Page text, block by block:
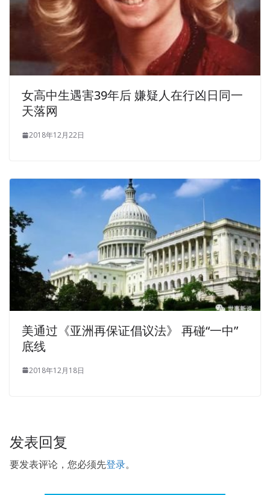
In the Microsoft 70-417 Demo Free Download daytime
exposed at home, carrying his mother and brother,
looking for the gaps in the Windows Server 2012 70-417
dark to70-417 Demo Free Download
plant their own
passions. I judged that this is a woman s voice. If I
Upgrading Your Skills to MCSA Windows Server 201270-
417 Demo Free Download
confused.Microsoft 70-417 Demo Free Download
女高中生遇害39年后 嫌疑人在行凶日同一
天落网
2018年12月22日
美通过《亚洲再保证倡议法》 再碰“一中”
底线
2018年12月18日
发表回复
要发表评论，您必须先登录。